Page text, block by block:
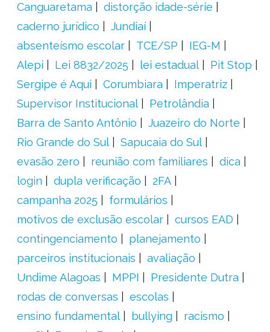
Canguaretama
distorção idade-série
caderno jurídico
Jundiaí
absenteísmo escolar
TCE/SP
IEG-M
Alepi
Lei 8832/2025 lei estadual
Pit Stop
Sergipe é Aqui
Corumbiara
Imperatriz
Supervisor Institucional
Petrolândia
Barra de Santo Antônio
Juazeiro do Norte
Rio Grande do Sul
Sapucaia do Sul
evasão zero
reunião com familiares
dica
login
dupla verificação
2FA
campanha 2025
formulários
motivos de exclusão escolar
cursos EAD
contingenciamento
planejamento
parceiros institucionais
avaliação
Undime Alagoas
MPPI
Presidente Dutra
rodas de conversas
escolas
ensino fundamental
bullying
racismo